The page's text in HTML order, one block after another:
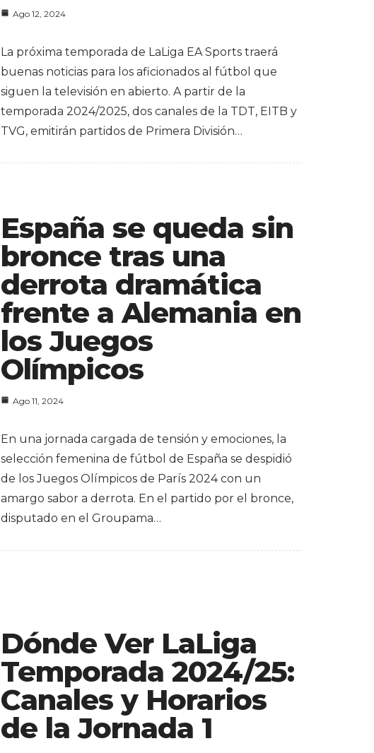
Ago 12, 2024
La próxima temporada de LaLiga EA Sports traerá
buenas noticias para los aficionados al fútbol que
siguen la televisión en abierto. A partir de la
temporada 2024/2025, dos canales de la TDT, EITB y
TVG, emitirán partidos de Primera División…
España se queda sin
bronce tras una
derrota dramática
frente a Alemania en
los Juegos
Olímpicos
Ago 11, 2024
En una jornada cargada de tensión y emociones, la
selección femenina de fútbol de España se despidió
de los Juegos Olímpicos de París 2024 con un
amargo sabor a derrota. En el partido por el bronce,
disputado en el Groupama…
Dónde Ver LaLiga
Temporada 2024/25:
Canales y Horarios
de la Jornada 1